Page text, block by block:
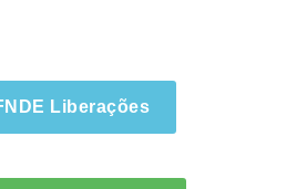
Liberações